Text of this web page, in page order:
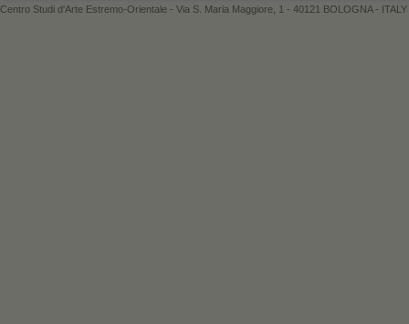
Centro Studi d'Arte Estremo-Orientale - Via S. Maria Maggiore, 1 - 40121 BOLOGNA -